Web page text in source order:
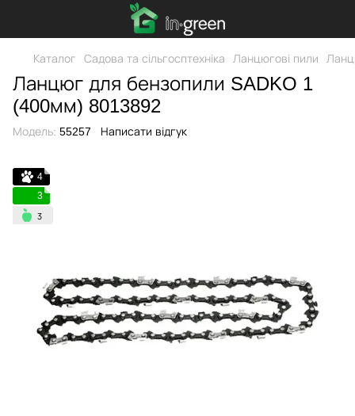
Каталог Садова та сільгосптехніка Ланцюгові пили
Ланцюг для бензопили SADKO 1
(400мм) 8013892
Модель: 55257 Написати відгук
4
3